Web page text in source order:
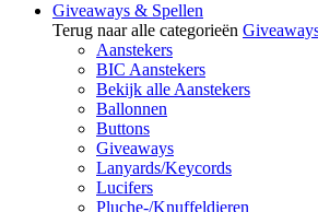
Giveaways & Spellen
Terug naar alle categorieën
Aanstekers
BIC Aanstekers
Bekijk alle Aanstekers
Ballonnen
Buttons
Giveaways
Lanyards/Keycords
Lucifers
Pluche-/Knuffeldieren